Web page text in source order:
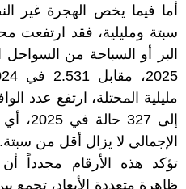
أما فيما يخص الهجرة غير
سبتة ومليلية، فقد ارتفعت
الإجمالي لا يزال أقل من سبتة.
تؤكد هذه الأرقام مجدداً
ظاهرة متعددة الأبعاد، تجمع